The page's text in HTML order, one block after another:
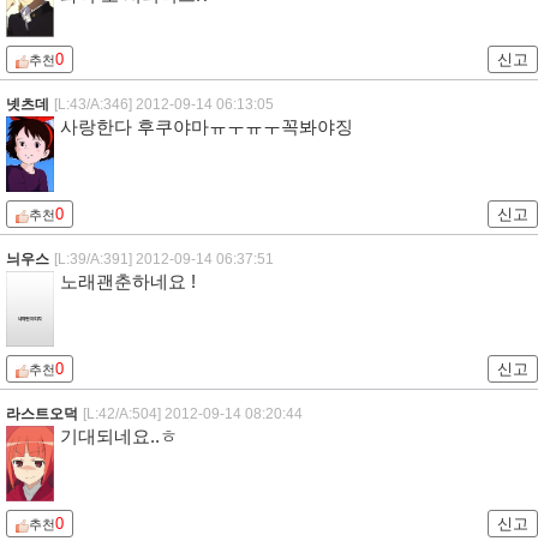
추천0 신고
넷츠데 [L:43/A:346] 2012-09-14 06:13:05
사랑한다 후쿠야마ㅠㅜㅠㅜ꼭봐야징
추천0 신고
늬우스 [L:39/A:391] 2012-09-14 06:37:51
노래괜춘하네요 !
추천0 신고
라스트오덕 [L:42/A:504] 2012-09-14 08:20:44
기대되네요..ㅎ
추천0 신고